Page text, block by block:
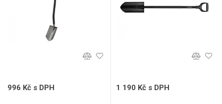
996 Kč s DPH 1 190 Kč s DPH